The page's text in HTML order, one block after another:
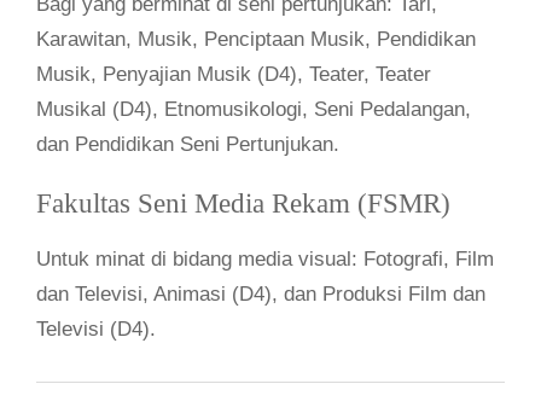
Karawitan, Musik, Penciptaan Musik, Pendidikan
Musik, Penyajian Musik (D4), Teater, Teater
Musikal (D4), Etnomusikologi, Seni Pedalangan,
dan Pendidikan Seni Pertunjukan.
Fakultas Seni Media Rekam (FSMR)
Untuk minat di bidang media visual: Fotografi, Film
dan Televisi, Animasi (D4), dan Produksi Film dan
Televisi (D4).